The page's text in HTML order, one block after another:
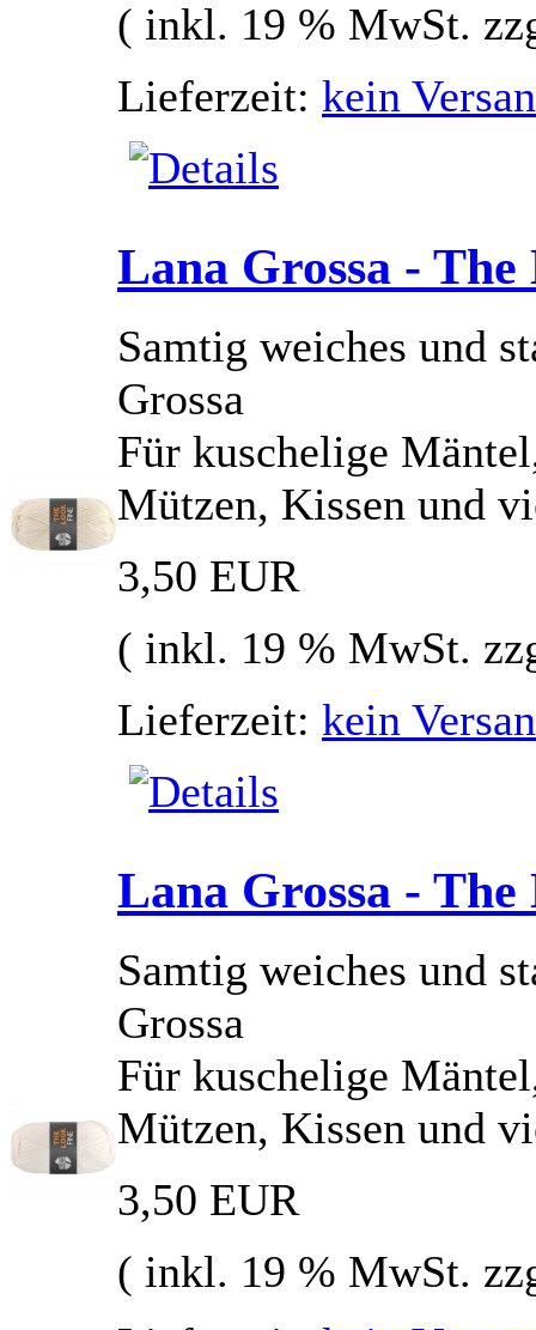
( inkl. 19 % MwSt.
Lieferzeit: kein
Lana Grossa -
Samtig weiches und
Grossa
Für kuschelige
Mützen, Kissen und
3,50 EUR
( inkl. 19 % MwSt.
Lieferzeit: kein
Lana Grossa -
Samtig weiches und
Grossa
Für kuschelige
Mützen, Kissen und
3,50 EUR
( inkl. 19 % MwSt.